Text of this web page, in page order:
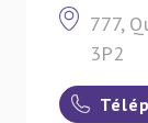
777,
3P2